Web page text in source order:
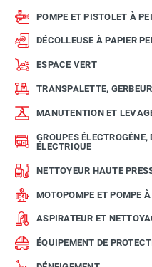
POMPE ET PISTOLET À
DÉCOLLEUSE À PAPIER
ESPACE VERT
TRANSPALETTE,
MANUTENTION ET
GROUPES
ÉLECTRIQUE
NETTOYEUR HAUTE
MOTOPOMPE ET POMPE
ASPIRATEUR ET
ÉQUIPEMENT DE